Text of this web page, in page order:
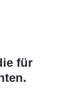
für